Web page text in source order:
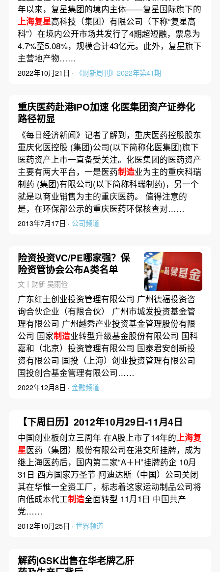
年以来，复星集团的境内主体——复星国际旗下的
上海复星高科技（集团）有限公司（下称“复星高
科”）在境内公开市场共发行了4期超短融，票息为
4.7%至5.08%，规模合计43亿元。此外，复星旗下
主营地产物……
2022年10月21日 · 《财新周刊》2022年第41期
重庆医药赴港IPO加速 化医集团资产证券化
路径初显
《每日经济新闻》记者了解到，重庆医药控股股东
重庆化医控股 (集团)公司(以下简称化医集团)旗下
医药资产上市一直备受关注。化医集团的医药资产
主要有两大平台，一是医药制造业为主的重庆科瑞
制药 (集团)有限公司(以下简称科瑞制药)，另一个
就是以商业销售为主的重庆医药。 值得注意的
是，在环保部公示的重庆医药环保核查对……
2013年7月17日 · 公司频道
险资投资VC/PE哪家强？保
险资管协会公布A类名单
文丨财新 吴雨俭
广东红土创业投资管理有限公司 广州德福投资咨
询合伙企业（有限合伙） 广州市城发投资基金管
理有限公司 广州越秀产业投资基金管理股份有限
公司 国家制造业转型升级基金股份有限公司 国科
嘉和（北京）投资管理有限公司 国泰君安创新投
资有限公司 国投（上海）创业投资管理有限公司
国投创合基金管理有限公司……
2022年12月8日 · 金融频道
【下周日历】2012年10月29日-11月4日
中国创业板创立三周年 在A股上市了14年的上海复
星医药（集团）股份有限公司在港交所挂牌，成为
继上海医药后，国内第二家“A＋H”挂牌药企 10月
31日 西方国家万圣节 阿迪达斯（中国）公司关闭
其在华惟一全资工厂，标志着这家运动制品公司将
向低成本代工制造全面转型 11月1日 中国共产
党……
2012年10月25日 · 世界频道
解药|GSK出售在华老牌乙肝